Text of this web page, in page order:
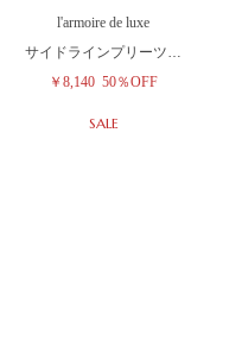
l'armoire de luxe
サイドラインプリーツ…
￥8,140 50％OFF
SALE